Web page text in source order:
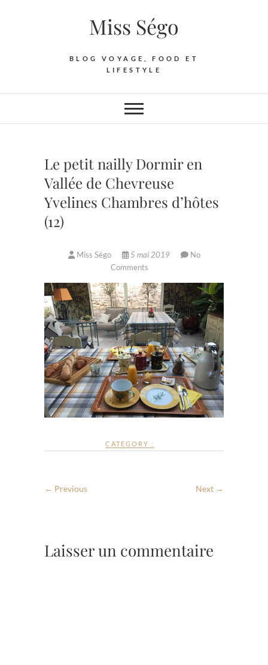
Miss Ségo
BLOG VOYAGE, FOOD ET
LIFESTYLE
Le petit nailly Dormir en
Vallée de Chevreuse
Yvelines Chambres d’hôtes
(12)
Miss Ségo 5 mai 2019
No
Comments
CATEGORY :
← Previous Next →
Laisser un commentaire